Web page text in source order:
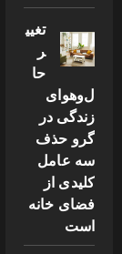
تغیی
ر
حا
ل‌وهوای
زندگی در
گرو حذف
سه عامل
کلیدی از
فضای خانه
است